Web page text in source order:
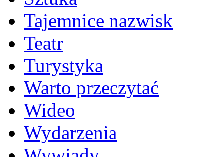
Tajemnice nazwisk
Teatr
Turystyka
Warto przeczytać
Wideo
Wydarzenia